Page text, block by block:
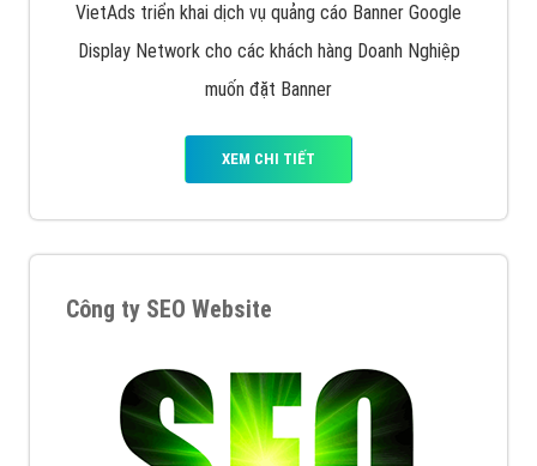
VietAds triển khai dịch vụ quảng cáo Banner Google
Display Network cho các khách hàng Doanh Nghiệp
muốn đặt Banner
XEM CHI TIẾT
Công ty SEO Website